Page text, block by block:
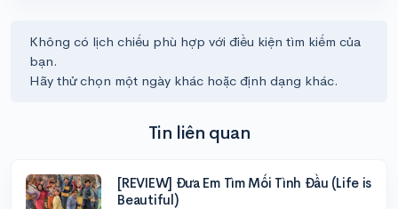
Không có lịch chiếu phù hợp với điều kiện tìm kiếm của
bạn.
Hãy thử chọn một ngày khác hoặc định dạng khác.
Tin liên quan
[REVIEW] Đưa Em Tìm Mối Tình Đầu (Life is
Beautiful)